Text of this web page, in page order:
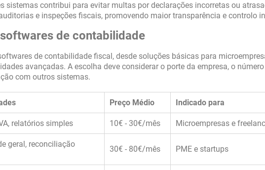
sistemas contribui para evitar multas por declarações incorretas ou
e inspeções fiscais, promovendo maior transparência e controlo
de contabilidade
de contabilidade fiscal, desde soluções básicas para
avançadas. A escolha deve considerar o porte da empresa, o
com outros sistemas.
Preço Médio Indicado para
relatórios simples 10€ - 30€/mês Microempresas e
geral, reconciliação
30€ - 80€/mês PME e startups